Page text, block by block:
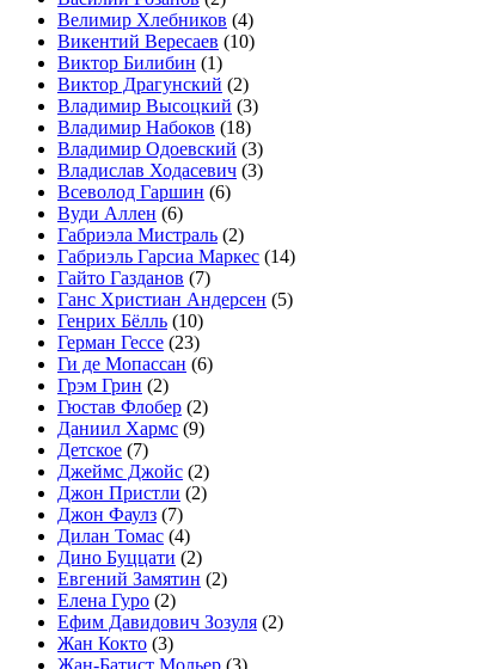
Велимир Хлебников (4)
Викентий Вересаев (10)
Виктор Билибин (1)
Виктор Драгунский (2)
Владимир Высоцкий (3)
Владимир Набоков (18)
Владимир Одоевский (3)
Владислав Ходасевич (3)
Всеволод Гаршин (6)
Вуди Аллен (6)
Габриэла Мистраль (2)
Габриэль Гарсиа Маркес (14)
Гайто Газданов (7)
Ганс Христиан Андерсен (5)
Генрих Бёлль (10)
Герман Гессе (23)
Ги де Мопассан (6)
Грэм Грин (2)
Гюстав Флобер (2)
Даниил Хармс (9)
Детское (7)
Джеймс Джойс (2)
Джон Пристли (2)
Джон Фаулз (7)
Дилан Томас (4)
Дино Буццати (2)
Евгений Замятин (2)
Елена Гуро (2)
Ефим Давидович Зозуля (2)
Жан Кокто (3)
Жан-Батист Мольер (3)